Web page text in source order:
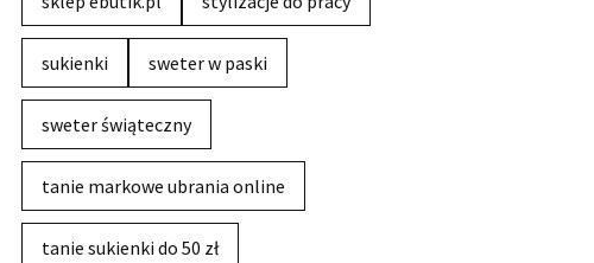
sukienki sweter w paski
sweter świąteczny
tanie markowe ubrania online
tanie sukienki do 50 zł